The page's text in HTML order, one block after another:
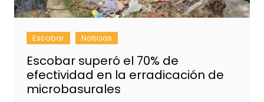
Escobar Noticias
Escobar superó el 70% de
efectividad en la erradicación de
microbasurales